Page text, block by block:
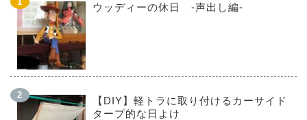
ウッディーの休日 -声出し編-
【DIY】軽トラに取り付けるカーサイド
タープ的な日よけ